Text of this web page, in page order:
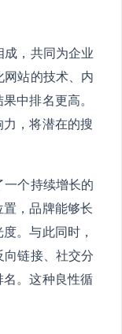
，共同为企业
站的技术、内
中排名更高。
，将潜在的搜
个持续增长的
，品牌能够长
。与此同时，
链接、社交分
。这种良性循